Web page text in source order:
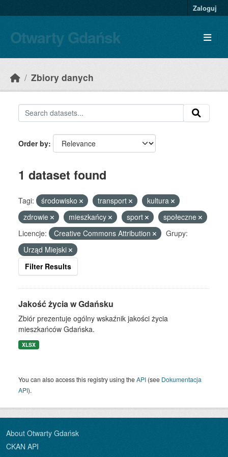
Zaloguj
Otwarty Gdańsk
Zbiory danych
Order by
1 dataset found
Tagi: środowisko transport
kultura
zdrowie
mieszkańcy sport
społeczne
Licencje:
Creative Commons Attribution
Grupy:
Urząd Miejski
Filter Results
Jakość życia w Gdańsku
Zbiór prezentuje ogólny wskaźnik jakości życia
mieszkańców Gdańska.
XLSX
You can also access this registry using theAPI (see Dokumentacja
API).
About Otwarty Gdańsk
CKAN API